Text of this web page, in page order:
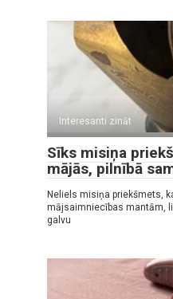
Interesanti zināt
Sīks misiņa
mājās, pilnībā
Neliels misiņa priekšmets,
mājsaimniecības mantām,
galvu